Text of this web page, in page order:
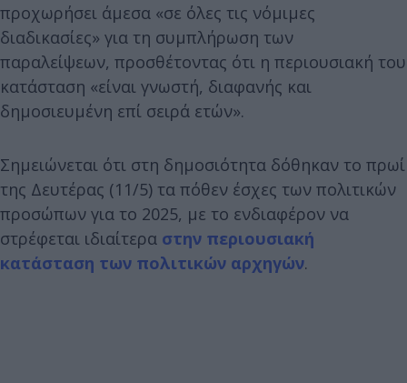
προχωρήσει άμεσα «σε όλες τις νόμιμες
διαδικασίες» για τη συμπλήρωση των
παραλείψεων, προσθέτοντας ότι η περιουσιακή του
κατάσταση «είναι γνωστή, διαφανής και
δημοσιευμένη επί σειρά ετών».
Σημειώνεται ότι στη δημοσιότητα δόθηκαν το πρωί
της Δευτέρας (11/5) τα πόθεν έσχες των πολιτικών
προσώπων για το 2025, με το ενδιαφέρον να
στρέφεται ιδιαίτερα στην περιουσιακή
κατάσταση των πολιτικών αρχηγών.